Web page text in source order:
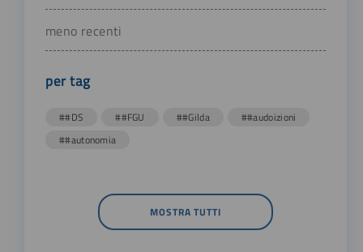
meno recenti
per tag
##DS ##FGU ##Gilda
##audoizioni
##autonomia
MOSTRA TUTTI